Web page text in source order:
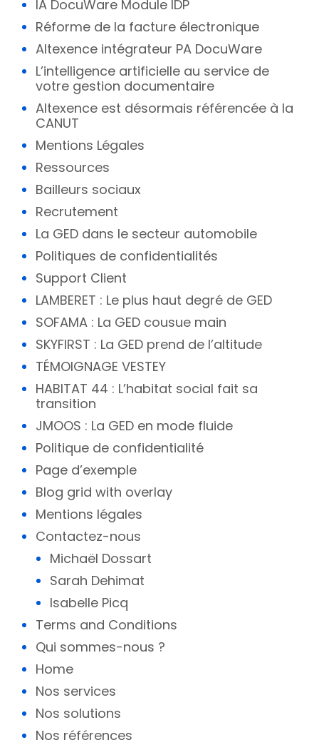
IA DocuWare Module IDP
Réforme de la facture électronique
Altexence intégrateur PA DocuWare
L’intelligence artificielle au service de
votre gestion documentaire
Altexence est désormais référencée à la
CANUT​
Mentions Légales
Ressources
Bailleurs sociaux
Recrutement
La GED dans le secteur automobile
Politiques de confidentialités
Support Client
LAMBERET : Le plus haut degré de GED
SOFAMA : La GED cousue main
SKYFIRST : La GED prend de l’altitude
TÉMOIGNAGE VESTEY
HABITAT 44 : L’habitat social fait sa
transition
JMOOS : La GED en mode fluide
Politique de confidentialité
Page d’exemple
Blog grid with overlay
Mentions légales
Contactez-nous
Michaël Dossart
Sarah Dehimat
Isabelle Picq
Terms and Conditions
Qui sommes-nous ?
Home
Nos services
Nos solutions
Nos références